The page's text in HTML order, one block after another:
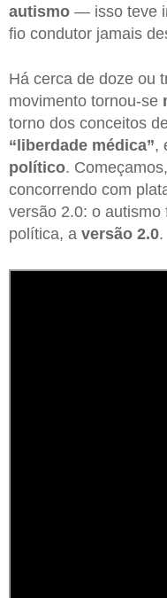
autismo — isso teve
fio condutor jamais
Há cerca de doze ou
movimento tornou-se
torno dos conceitos
“liberdade médica”,
político.
concorrendo com
versão 2.0: o
política, a versão 2.0.